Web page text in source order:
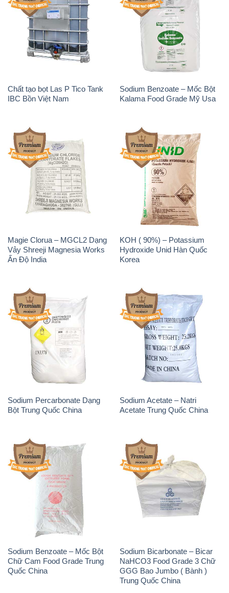
Chất tạo bọt Las P Tico Tank
IBC Bồn Việt Nam
Sodium Benzoate – Mốc Bột
Kalama Food Grade Mỹ Usa
Magie Clorua – MGCL2 Dạng
Vảy Shreeji Magnesia Works
Ấn Độ India
KOH ( 90%) – Potassium
Hydroxide Unid Hàn Quốc
Sodium Percarbonate Dạng
Bột Trung Quốc China
Sodium Acetate – Natri
Acetate Trung Quốc China
Sodium Benzoate – Mốc Bột
Chữ Cam Food Grade Trung
Quốc China
Sodium Bicarbonate – Bicar
NaHCO3 Food Grade 3 Chữ
GGG Bao Jumbo ( Bành )
Trung Quốc China